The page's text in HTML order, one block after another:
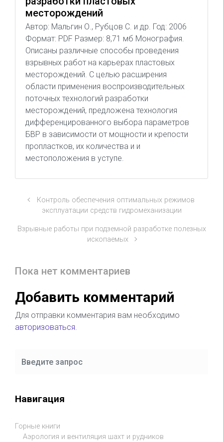
месторождений
Автор: Мальгин О., Рубцов С. и др. Год: 2006
Формат: PDF Размер: 8,71 мб Монография.
Описаны различные способы проведения
взрывных работ на карьерах пластовых
месторождений. С целью расширения
области применения воспроизводительных
поточных технологий разработки
месторождений, предложена технология
дифференцированного выбора параметров
БВР в зависимости от мощности и крепости
пропластков, их количества и и
местоположения в уступе.
Контроль обеспечения оптимальных режимов
эксплуатации средств гидромеханизации
Взрывные работы при подземной разработке полезных
ископаемых
Пока нет комментариев
Добавить комментарий
Для отправки комментария вам необходимо
авторизоваться.
Навигация
Горные книги
Аэрология и вентиляция шахт и рудников